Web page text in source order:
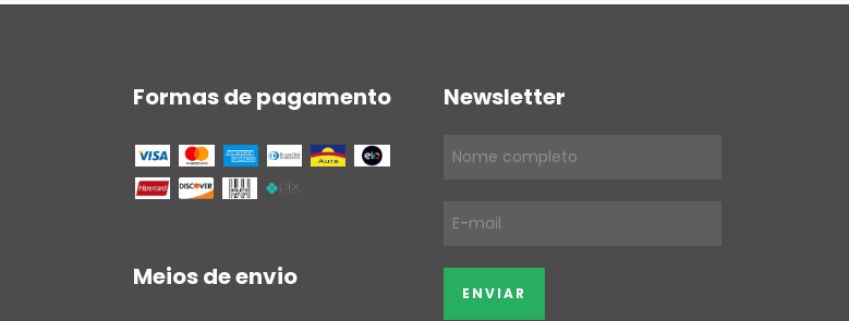
Formas de pagamento
Meios de envio
Newsletter